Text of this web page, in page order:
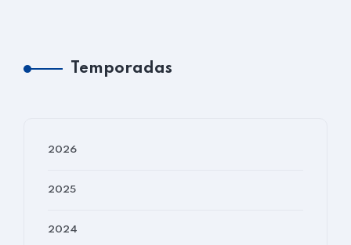
Temporadas
2026
2025
2024